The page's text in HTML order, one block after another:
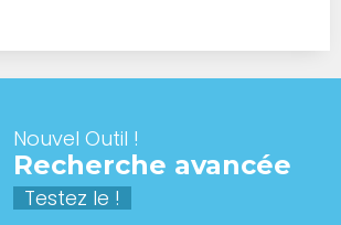
Nouvel Outil !
Recherche avancée
Testez le !